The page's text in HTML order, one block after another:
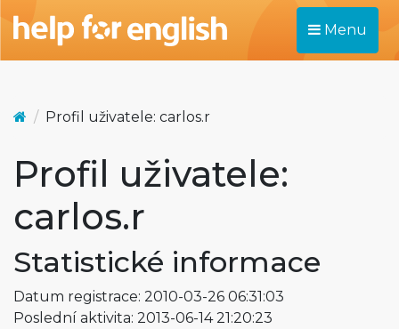
Menu
Profil uživatele: carlos.r
Profil uživatele:
carlos.r
Statistické informace
Datum registrace: 2010-03-26 06:31:03
Poslední aktivita: 2013-06-14 21:20:23